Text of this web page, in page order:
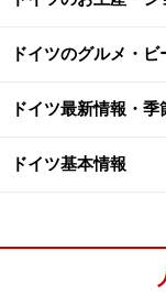
デュッセル
デュッセルドル
街のマルクト通
にもあります。
■Tourist-
ドイツのグルメ・
ドイツ最新情報・季
ドイツ基本情報